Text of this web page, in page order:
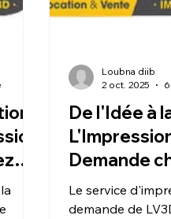
les
De l'Idée à
Demande
catalyseur
Le service
demande de
Loubna diib
2 oct. 2025